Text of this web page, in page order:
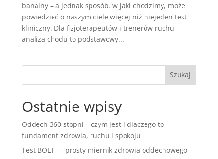
banalny – a jednak sposób, w jaki chodzimy, może
powiedzieć o naszym ciele więcej niż niejeden test
kliniczny. Dla fizjoterapeutów i trenerów ruchu
analiza chodu to podstawowy...
Ostatnie wpisy
Oddech 360 stopni – czym jest i dlaczego to
fundament zdrowia, ruchu i spokoju
Test BOLT — prosty miernik zdrowia oddechowego